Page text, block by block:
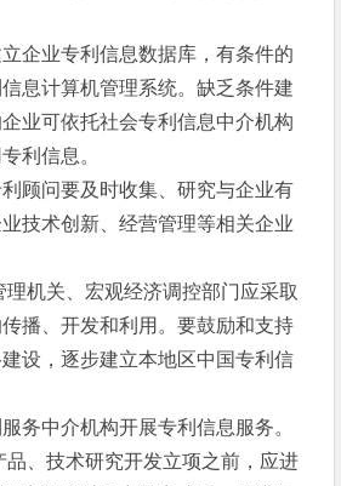
企业专利信息数据库，有条件的
息计算机管理系统。缺乏条件建
业可依托社会专利信息中介机构
利信息。
顾问要及时收集、研究与企业有
技术创新、经营管理等相关企业
机关、宏观经济调控部门应采取
播、开发和利用。要鼓励和支持
设，逐步建立本地区中国专利信
务中介机构开展专利信息服务。
品、技术研究开发立项之前，应进